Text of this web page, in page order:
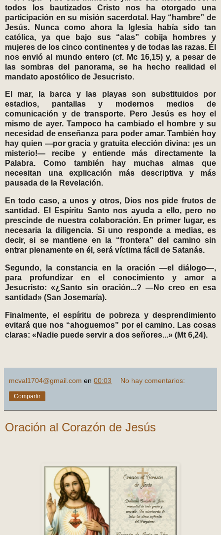
todos los bautizados Cristo nos ha otorgado una
participación en su misión sacerdotal. Hay “hambre” de
Jesús. Nunca como ahora la Iglesia había sido tan
católica, ya que bajo sus “alas” cobija hombres y
mujeres de los cinco continentes y de todas las razas. Él
nos envió al mundo entero (cf. Mc 16,15) y, a pesar de
las sombras del panorama, se ha hecho realidad el
mandato apostólico de Jesucristo.
El mar, la barca y las playas son substituidos por
estadios, pantallas y modernos medios de
comunicación y de transporte. Pero Jesús es hoy el
mismo de ayer. Tampoco ha cambiado el hombre y su
necesidad de enseñanza para poder amar. También hoy
hay quien —por gracia y gratuita elección divina: ¡es un
misterio!— recibe y entiende más directamente la
Palabra. Como también hay muchas almas que
necesitan una explicación más descriptiva y más
pausada de la Revelación.
En todo caso, a unos y otros, Dios nos pide frutos de
santidad. El Espíritu Santo nos ayuda a ello, pero no
prescinde de nuestra colaboración. En primer lugar, es
necesaria la diligencia. Si uno responde a medias, es
decir, si se mantiene en la “frontera” del camino sin
entrar plenamente en él, será víctima fácil de Satanás.
Segundo, la constancia en la oración —el diálogo—,
para profundizar en el conocimiento y amor a
Jesucristo: «¿Santo sin oración...? —No creo en esa
santidad» (San Josemaría).
Finalmente, el espíritu de pobreza y desprendimiento
evitará que nos “ahoguemos” por el camino. Las cosas
claras: «Nadie puede servir a dos señores...» (Mt 6,24).
mcval1704@gmail.com en 00:03 No hay comentarios:
Compartir
Oración al Corazón de Jesús